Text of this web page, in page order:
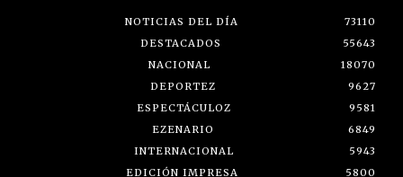
NOTICIAS DEL DÍA
73110
DESTACADOS
55643
NACIONAL
18070
DEPORTEZ
9627
ESPECTÁCULOZ
9581
EZENARIO
6849
INTERNACIONAL
5943
EDICIÓN IMPRESA
5800